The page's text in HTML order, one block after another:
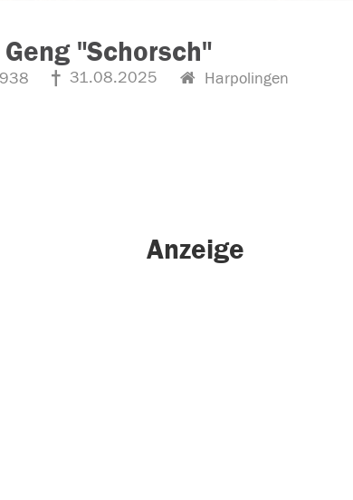
"Schorsch"
31.08.2025 Harpolingen
Anzeige